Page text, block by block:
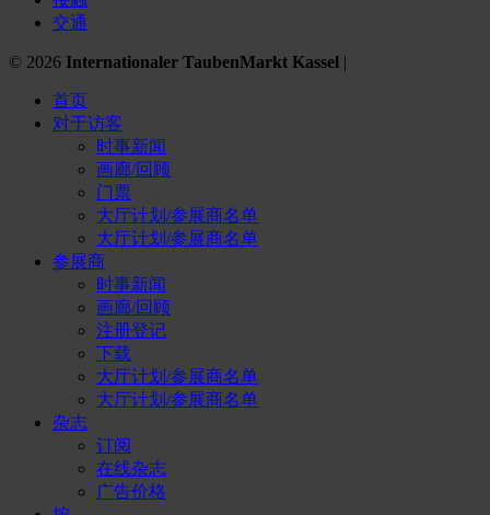
交通
© 2026 Internationaler TaubenMarkt Kassel |
首页
对于访客
时事新闻
画廊/回顾
门票
大厅计划/参展商名单
大厅计划/参展商名单
参展商
时事新闻
画廊/回顾
注册登记
下载
大厅计划/参展商名单
大厅计划/参展商名单
杂志
订阅
在线杂志
广告价格